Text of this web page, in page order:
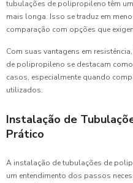
tubulações de polipropileno têm
mais longa. Isso se traduz em
comparação com opções que
Com suas vantagens em
de polipropileno se destacam
casos, especialmente quando
utilizados.
Instalação de
Prático
A instalação de tubulações de
um entendimento dos passos